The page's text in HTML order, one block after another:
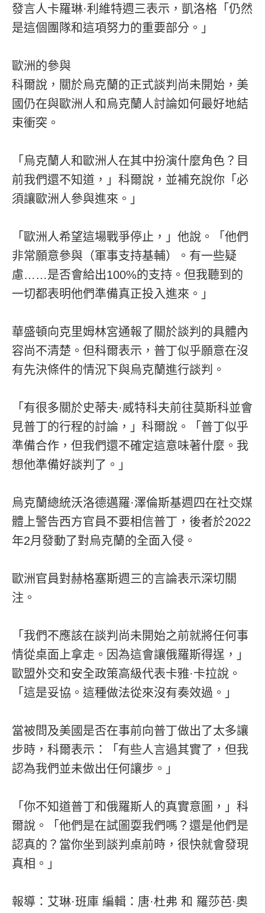
發言人卡羅琳·利維特週三表示，凱洛格「仍然
是這個團隊和這項努力的重要部分。」
歐洲的參與
科爾說，關於烏克蘭的正式談判尚未開始，美
國仍在與歐洲人和烏克蘭人討論如何最好地結
束衝突。
「烏克蘭人和歐洲人在其中扮演什麼角色？目
前我們還不知道，」科爾說，並補充說你「必
須讓歐洲人參與進來。」
「歐洲人希望這場戰爭停止，」他說。「他們
非常願意參與（軍事支持基輔）。有一些疑
慮……是否會給出100%的支持。但我聽到的
一切都表明他們準備真正投入進來。」
華盛頓向克里姆林宮通報了關於談判的具體內
容尚不清楚。但科爾表示，普丁似乎願意在沒
有先決條件的情況下與烏克蘭進行談判。
「有很多關於史蒂夫·威特科夫前往莫斯科並會
見普丁的行程的討論，」科爾說。「普丁似乎
準備合作，但我們還不確定這意味著什麼。我
想他準備好談判了。」
烏克蘭總統沃洛德邁羅·澤倫斯基週四在社交媒
體上警告西方官員不要相信普丁，後者於2022
年2月發動了對烏克蘭的全面入侵。
歐洲官員對赫格塞斯週三的言論表示深切關
注。
「我們不應該在談判尚未開始之前就將任何事
情從桌面上拿走。因為這會讓俄羅斯得逞，」
歐盟外交和安全政策高級代表卡雅·卡拉說。
「這是妥協。這種做法從來沒有奏效過。」
當被問及美國是否在事前向普丁做出了太多讓
步時，科爾表示：「有些人言過其實了，但我
認為我們並未做出任何讓步。」
「你不知道普丁和俄羅斯人的真實意圖，」科
爾說。「他們是在試圖耍我們嗎？還是他們是
認真的？當你坐到談判桌前時，很快就會發現
真相。」
報導：艾琳·班庫 編輯：唐·杜弗 和 羅莎芭·奧